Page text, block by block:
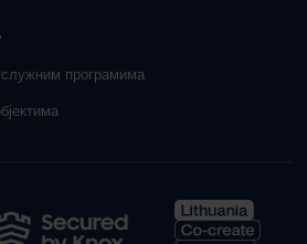
програмима